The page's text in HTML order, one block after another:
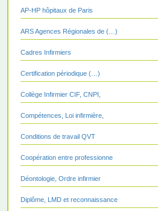
AP-HP hôpitaux de Paris
ARS Agences Régionales de (…)
Cadres Infirmiers
Certification périodique (…)
Collège Infirmier CIF, CNPI,
Compétences, Loi infirmière,
Conditions de travail QVT
Coopération entre professionne
Déontologie, Ordre infirmier
Diplôme, LMD et reconnaissance